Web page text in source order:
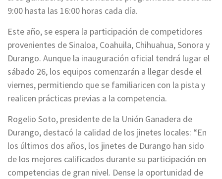
9:00 hasta las 16:00 horas cada día.
Este año, se espera la participación de competidores
provenientes de Sinaloa, Coahuila, Chihuahua, Sonora y
Durango. Aunque la inauguración oficial tendrá lugar el
sábado 26, los equipos comenzarán a llegar desde el
viernes, permitiendo que se familiaricen con la pista y
realicen prácticas previas a la competencia.
Rogelio Soto, presidente de la Unión Ganadera de
Durango, destacó la calidad de los jinetes locales: “En
los últimos dos años, los jinetes de Durango han sido
de los mejores calificados durante su participación en
competencias de gran nivel. Dense la oportunidad de